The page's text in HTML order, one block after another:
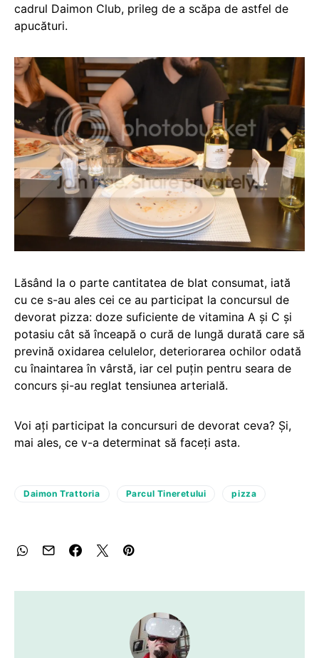
cadrul Daimon Club, prileg de a scăpa de astfel de
apucături.
Lăsând la o parte cantitatea de blat consumat, iată
cu ce s-au ales cei ce au participat la concursul de
devorat pizza: doze suficiente de vitamina A și C și
potasiu cât să înceapă o cură de lungă durată care să
prevină oxidarea celulelor, deteriorarea ochilor odată
cu înaintarea în vârstă, iar cel puțin pentru seara de
concurs și-au reglat tensiunea arterială.
Voi ați participat la concursuri de devorat ceva? Și,
mai ales, ce v-a determinat să faceți asta.
Daimon Trattoria Parcul Tineretului pizza